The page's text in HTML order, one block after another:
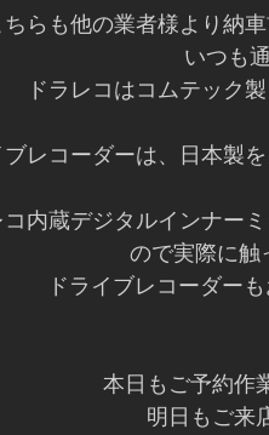
ちらも他の業者様より納
いつも
ドラレコはコムテック
ブレコーダーは、日本製
コ内蔵デジタルインナー
ので実際に触
ドライブレコーダー
本日もご予約作
明日もご来